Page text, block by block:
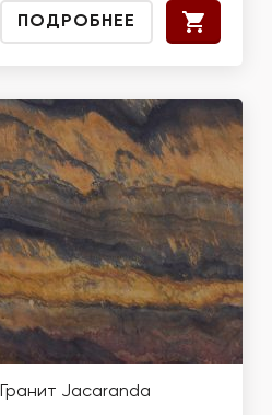
ПОДРОБНЕЕ
Гранит Jacaranda